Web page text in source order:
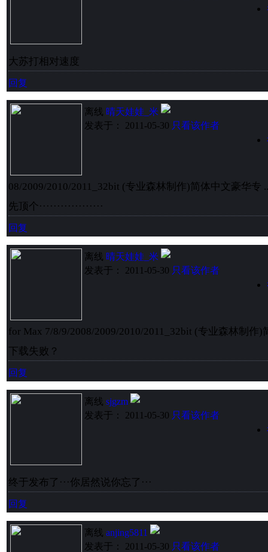
大苏打相对速度
回复
离线 晴天娃娃_米
发表于： 2011-05-30 只看该作者
08/2009/2010/2011_32bit (专业森林制作)简体中文豪华专 ..
先顶个··················
回复
离线 晴天娃娃_米
发表于： 2011-05-30 只看该作者
for Max 7/8/9/2008/2009/2010/2011_32bit (专业森林制作)
下载失败？
回复
离线 sjgzm
发表于： 2011-05-30 只看该作者
终于发布了···你居然说你忘了···
回复
离线 anjing5811
发表于： 2011-05-30 只看该作者